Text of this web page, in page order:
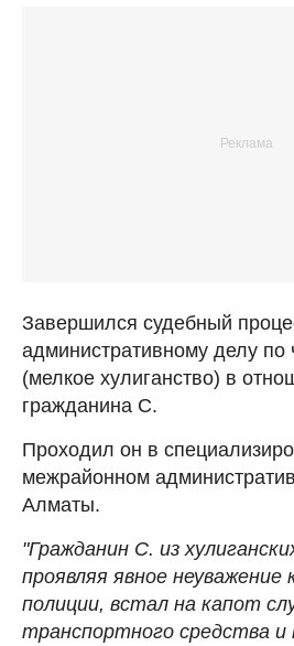
Завершился судебный
административному делу по
(мелкое хулиганство) в
гражданина С.
Проходил он в
межрайонном
Алматы.
"Гражданин С. из
проявляя явное неуважение
полиции, встал на капот
транспортного средства и